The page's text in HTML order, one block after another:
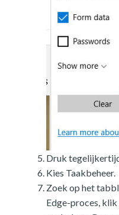
Druk
Kies Taakbeheer.
Zoek op het
Edge-proces,